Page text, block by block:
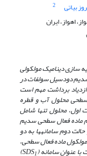
بیاتی
2
اهواز، ایران
سازی دینامیک مولکولی
دودسیل سولفات در
یاد برداشت مهم است
محلول آب و قطره
اول، محلولتنها شامل
ماده فعال سطحی سدیم
دوم سامانه­ها به دو
کی سامانه­ ای که 32 مولکول ماده فعال سطحی،
SDS
)